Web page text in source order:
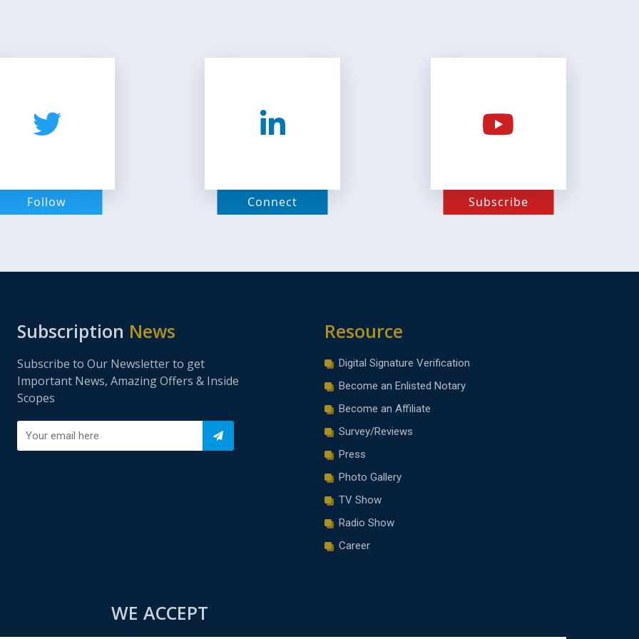
Follow Connect Subscribe
Subscription News
Subscribe to Our Newsletter to get
Important News, Amazing Offers & Inside
Scopes
Resource
Digital Signature Verification
Become an Enlisted Notary
Become an Affiliate
Survey/Reviews
Press
Photo Gallery
TV Show
Radio Show
Career
WE ACCEPT